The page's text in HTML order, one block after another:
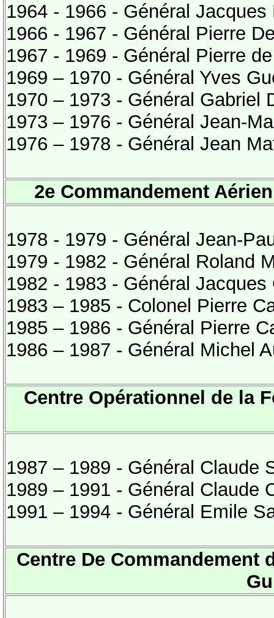
1964 - 1966 - Général Jacques
1966 - 1967 - Général Pierre
1967 - 1969 - Général Pierre
1969 – 1970 - Général Yves
1970 – 1973 - Général Gabriel
1973 – 1976 - Général Jean-
1976 – 1978 - Général Jean
2e Commandement
1978 - 1979 - Général Jean-
1979 - 1982 - Général Roland
1982 - 1983 - Général Jacques
1983 – 1985 - Colonel Pierre
1985 – 1986 - Général Pierre
1986 – 1987 - Général Michel
Centre Opérationnel de la
1987 – 1989 - Général Claude
1989 – 1991 - Général Claude
1991 – 1994 - Général Emile
Centre De Commandement